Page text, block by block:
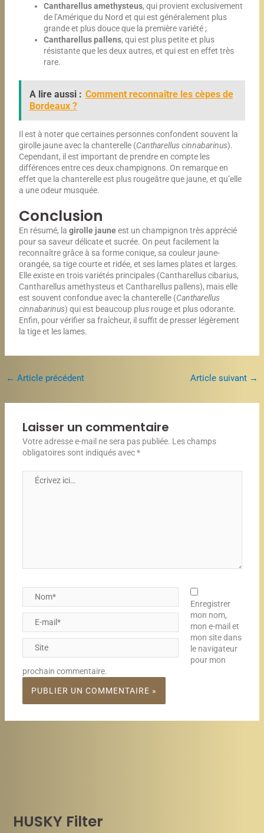
Cantharellus amethysteus, qui provient exclusivement
de l’Amérique du Nord et qui est généralement plus
grande et plus douce que la première variété ;
Cantharellus pallens, qui est plus petite et plus
résistante que les deux autres, et qui est en effet très
rare.
A lire aussi : Comment reconnaître les cèpes de
Bordeaux ?
Il est à noter que certaines personnes confondent souvent la
girolle jaune avec la chanterelle (Cantharellus cinnabarinus).
Cependant, il est important de prendre en compte les
différences entre ces deux champignons. On remarque en
effet que la chanterelle est plus rougeâtre que jaune, et qu’elle
a une odeur musquée.
Conclusion
En résumé, la girolle jauneest un champignon très apprécié
pour sa saveur délicate et sucrée. On peut facilement la
reconnaître grâce à sa forme conique, sa couleur jaune-
orangée, sa tige courte et ridée, et ses lames plates et larges.
Elle existe en trois variétés principales (Cantharellus cibarius,
Cantharellus amethysteus et Cantharellus pallens), mais elle
est souvent confondue avec la chanterelle (Cantharellus
cinnabarinus) qui est beaucoup plus rouge et plus odorante.
Enfin, pour vérifier sa fraîcheur, il suffit de presser légèrement
la tige et les lames.
← Article précédent Article suivant →
Laisser un commentaire
Votre adresse e-mail ne sera pas publiée. Les champs
obligatoires sont indiqués avec*
Écrivez
Nom*
Enregistrer
mon nom,
mon e-mail et
mon site dans
le navigateur
pour mon
prochain commentaire.
HUSKY Filter